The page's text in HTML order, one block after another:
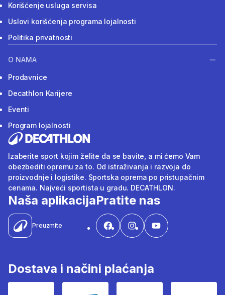
Korišćenje usluga servisa
Uslovi korišćenja programa lojalnosti
Politika privatnosti
O NAMA
Prodavnice
Decathlon Karijere
Eventi
Program lojalnosti
Izaberite sport kojim želite da se bavite, a mi ćemo Vam
obezbediti opremu za to. Od istraživanja i razvoja do
proizvodnje i logistike. Sportska oprema po pristupačnim
cenama. Najveći sportista u gradu. DECATHLON.
Naša aplikacija
Preuzmite
Pratite nas
Dostava i načini plaćanja